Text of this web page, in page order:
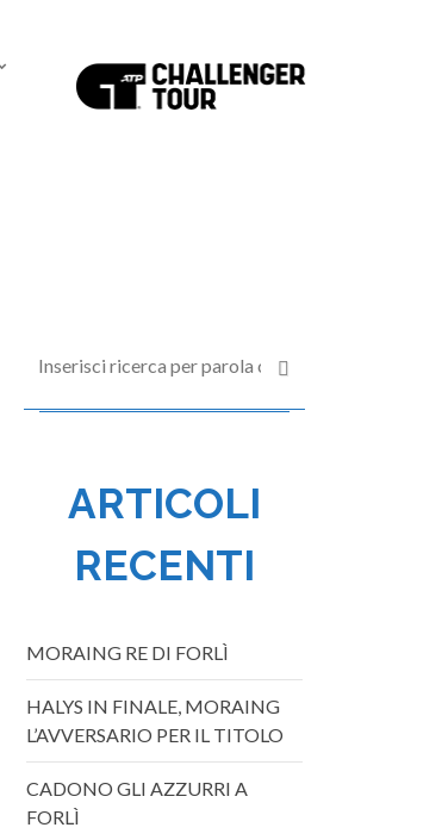
ARTICOLI
RECENTI
MORAING RE DI FORLÌ
HALYS IN FINALE, MORAING
L’AVVERSARIO PER IL TITOLO
CADONO GLI AZZURRI A
FORLÌ